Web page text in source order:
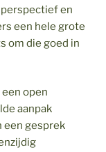
en
een hele grote
om die goed in
open
aanpak
een gesprek